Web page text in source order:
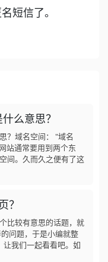
短信了。
么意思？
？域名空间： "域名
站通常要用到两个东
间。久而久之便有了这
？
比较有意思的话题，就
问题，于是小编就整
我们一起看看吧。如